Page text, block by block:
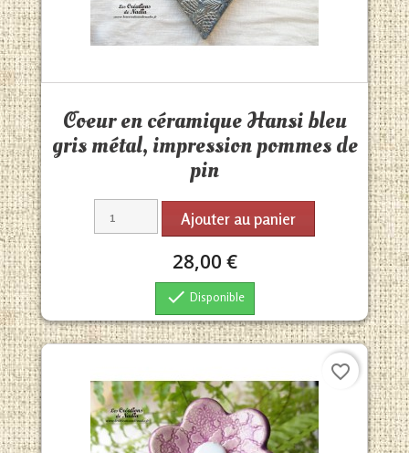
Coeur en céramique Hansi bleu
gris métal, impression pommes de
pin
Ajouter au panier
28,00 €
 Disponible
favorite_border